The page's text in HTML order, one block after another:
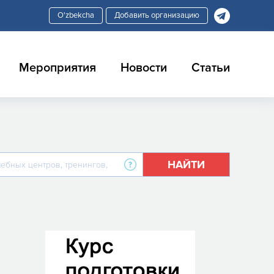
Добавить организацию
Мероприятия Новости Статьи
НАЙТИ